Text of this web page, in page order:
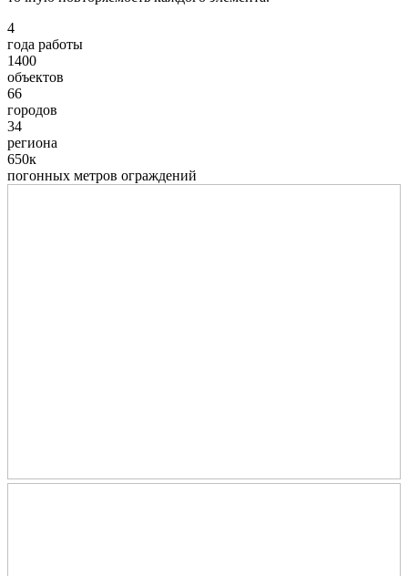
4
года работы
1400
объектов
66
городов
34
региона
650к
погонных метров ограждений